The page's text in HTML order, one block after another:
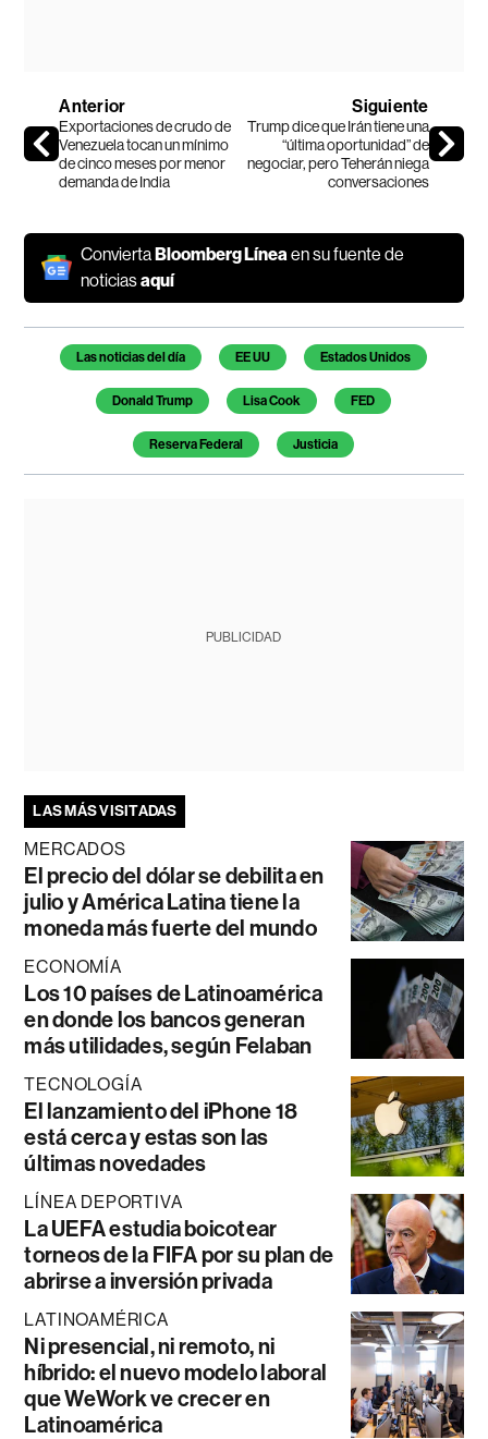
Anterior
Exportaciones de crudo de
Venezuela tocan un mínimo
de cinco meses por menor
demanda de India
Siguiente
Trump dice que Irán tiene una
“última oportunidad” de
negociar, pero Teherán niega
conversaciones
ConviertaBloomberg Línea en su fuente de
noticiasaquí
Temas de este artículo
Las noticias del día EE UU Estados Unidos
Donald Trump Lisa Cook FED
Reserva Federal Justicia
PUBLICIDAD
LAS MÁS VISITADAS
MERCADOS
El precio del dólar se debilita en
julio y América Latina tiene la
moneda más fuerte del mundo
ECONOMÍA
Los 10 países de Latinoamérica
en donde los bancos generan
más utilidades, según Felaban
TECNOLOGÍA
El lanzamiento del iPhone 18
está cerca y estas son las
últimas novedades
LÍNEA DEPORTIVA
La UEFA estudia boicotear
torneos de la FIFA por su plan de
abrirse a inversión privada
LATINOAMÉRICA
Ni presencial, ni remoto, ni
híbrido: el nuevo modelo laboral
que WeWork ve crecer en
Latinoamérica